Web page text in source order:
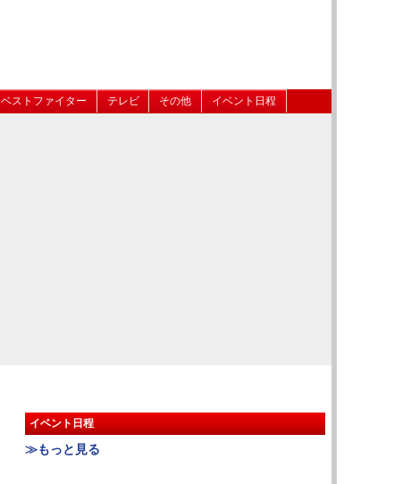
ベストファイター テレビ その他 イベント日程
イベント日程
≫もっと見る